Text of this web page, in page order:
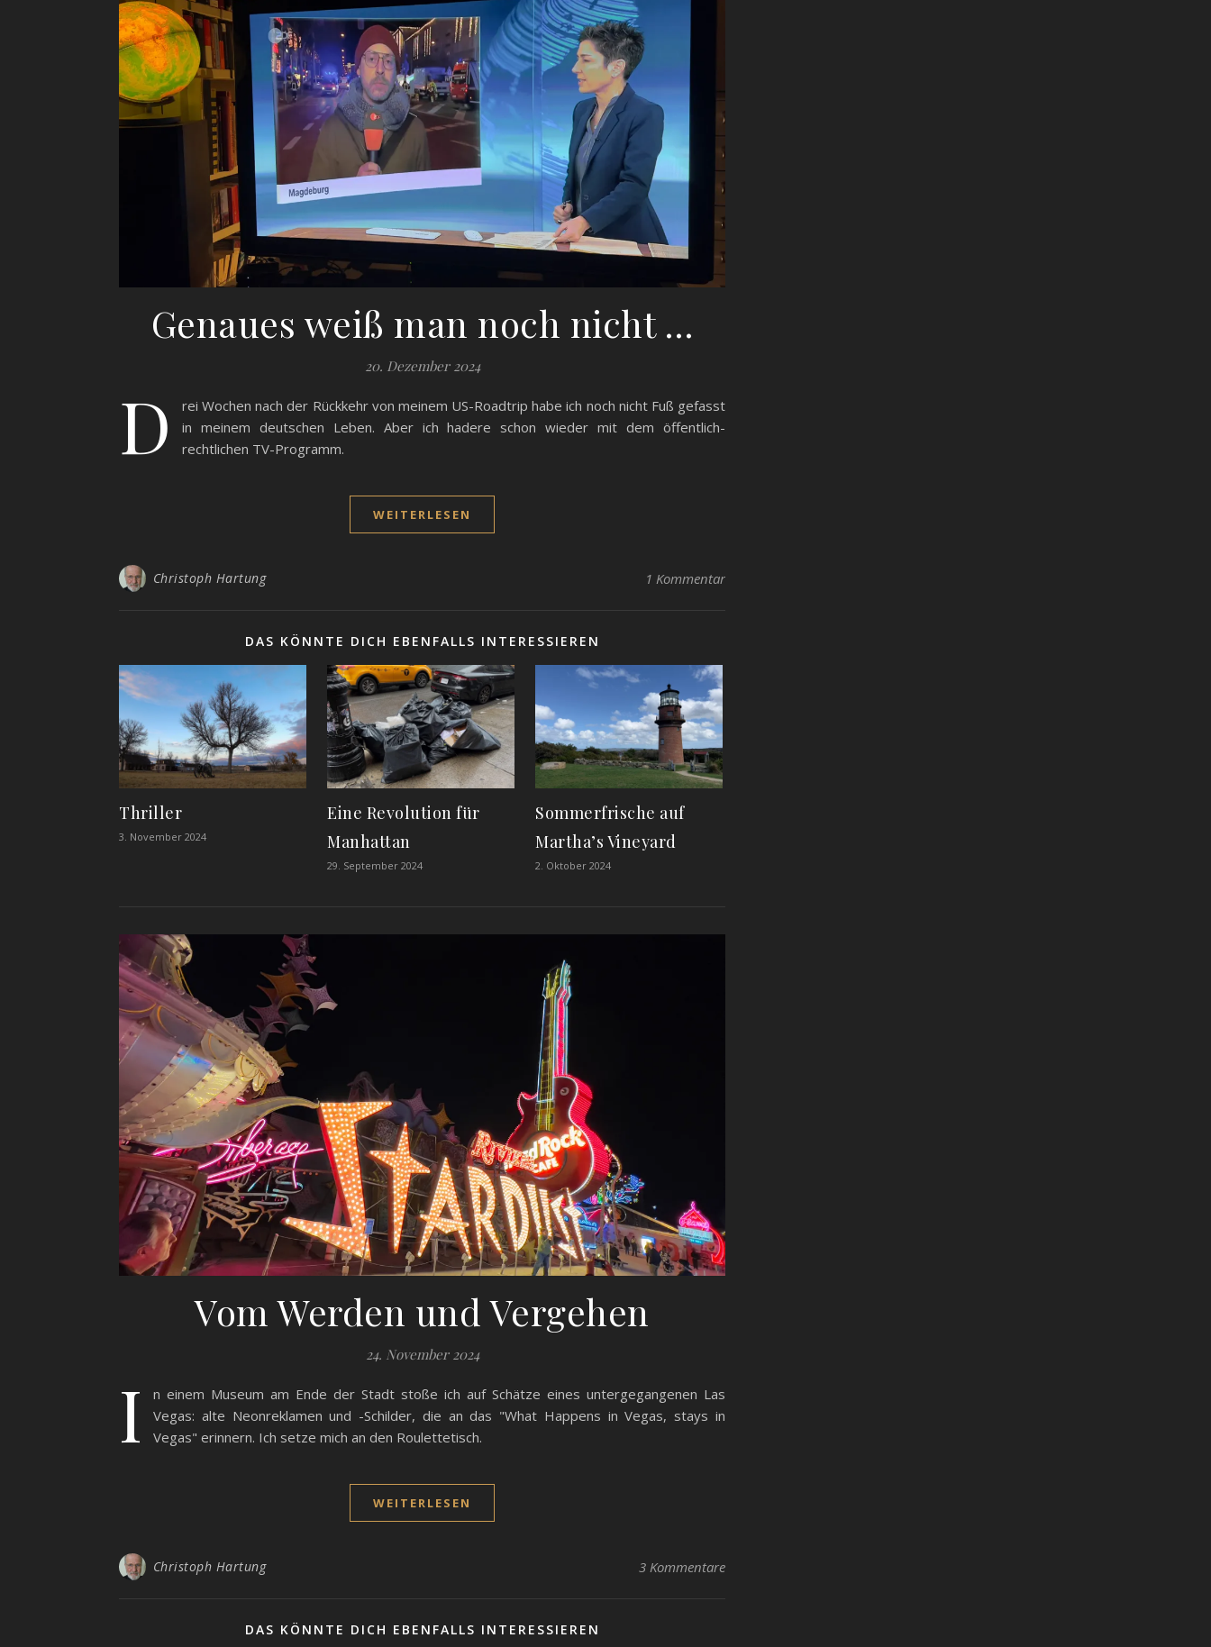
Genaues weiß man noch nicht …
20. Dezember 2024
D
rei Wochen nach der Rückkehr von meinem US-Roadtrip habe ich noch nicht Fuß gefasst
in meinem deutschen Leben. Aber ich hadere schon wieder mit dem öffentlich-
rechtlichen TV-Programm.
WEITERLESEN
Christoph Hartung 1 Kommentar
DAS KÖNNTE DICH EBENFALLS INTERESSIEREN
Thriller
3. November 2024
Eine Revolution für
Manhattan
29. September 2024
Sommerfrische auf
Martha’s Vineyard
2. Oktober 2024
Vom Werden und Vergehen
24. November 2024
I
n einem Museum am Ende der Stadt stoße ich auf Schätze eines untergegangenen Las
Vegas: alte Neonreklamen und -Schilder, die an das "What Happens in Vegas, stays in
Vegas" erinnern. Ich setze mich an den Roulettetisch.
WEITERLESEN
Christoph Hartung 3 Kommentare
DAS KÖNNTE DICH EBENFALLS INTERESSIEREN